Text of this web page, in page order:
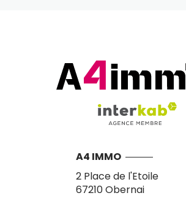
A4 IMMO
2 Place de l'Etoile
67210Obernai